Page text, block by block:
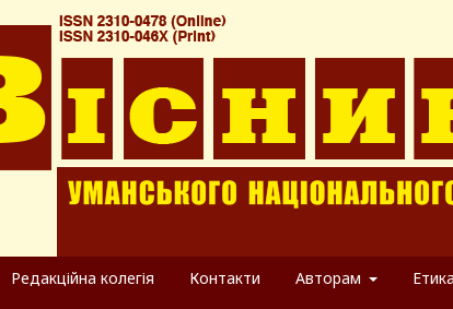
Редакційна колегія Контакти Авторам